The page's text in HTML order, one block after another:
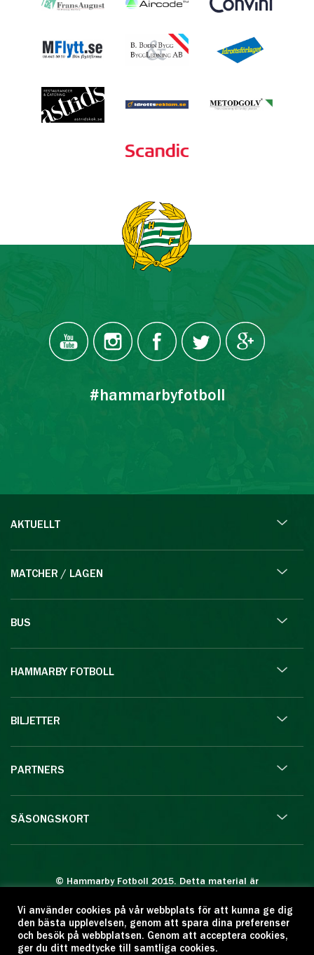
#hammarbyfotboll
AKTUELLT
MATCHER / LAGEN
BUS
HAMMARBY FOTBOLL
BILJETTER
PARTNERS
SÄSONGSKORT
© Hammarby Fotboll 2015. Detta material är
Eftertryck eller annan kopiering är förbjuden.
Citera oss gärna men ange källan:
www.hammarbyfotboll.se. Ansvarig utgivare:
Vi använder cookies på vår webbplats för att kunna ge dig
den bästa upplevelsen, genom att spara dina preferenser
och besök på webbplatsen. Genom att acceptera cookies,
ger du ditt medtycke till samtliga cookies.